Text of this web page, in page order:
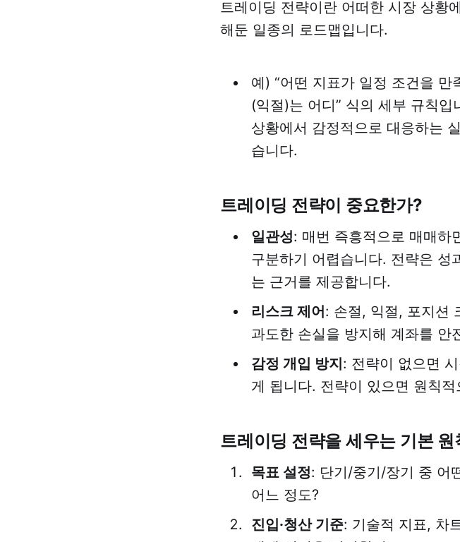
트레이딩 전략이란 어떠한 시장 상황
해둔 일종의 로드맵입니다.
예) “어떤 지표가 일정 조건을
(익절)는 어디” 식의 세부 규칙
상황에서 감정적으로 대응하는
습니다.
트레이딩 전략이 중요한가?
일관성: 매번 즉흥적으로 매매하
구분하기 어렵습니다. 전략은 성
는 근거를 제공합니다.
리스크 제어: 손절, 익절, 포지션
과도한 손실을 방지해 계좌를 안
감정 개입 방지: 전략이 없으면
게 됩니다. 전략이 있으면 원칙
트레이딩 전략을 세우는 기본 원
목표 설정: 단기/중기/장기 중 어
어느 정도?
진입·청산 기준: 기술적 지표, 차